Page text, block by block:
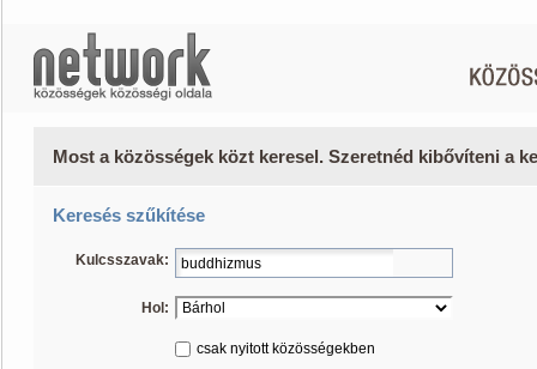
Most a közösségek közt keresel. Szeretnéd kibővíteni a
Keresés szűkítése
Kulcsszavak:
Hol:
csak nyitott közösségekben